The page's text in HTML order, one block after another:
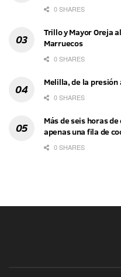
0 SHARES
Trillo y Mayor Oreja
Marruecos
0 SHARES
Melilla, de la
0 SHARES
Más de seis horas
apenas una fila de
0 SHARES